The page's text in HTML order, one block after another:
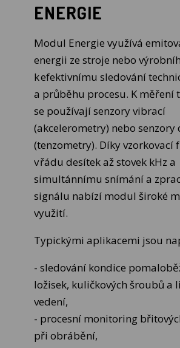
ENERGIE
Modul Energie využívá
energii ze stroje nebo
k efektivnímu sledování
a průběhu procesu. K měření
se používají senzory vibrací
(akcelerometry) nebo senzory
(tenzometry). Díky vzorkovací
v řádu desítek až stovek kHz a
simultánnímu snímání a
signálu nabízí modul široké
využití.
Typickými aplikacemi jsou
- sledování kondice
ložisek, kuličkových šroubů a
vedení,
- procesní monitoring
při obrábění,